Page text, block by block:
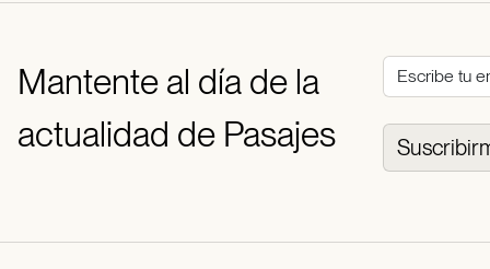
Mantente al día de la
actualidad de Pasajes